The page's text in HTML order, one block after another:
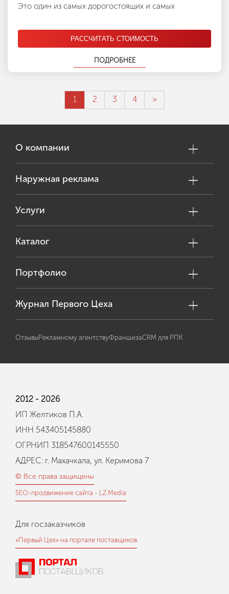
Это один из самых дорогостоящих и самых
РАССЧИТАТЬ СТОИМОСТЬ
ПОДРОБНЕЕ
1 2 3 4 >
О компании
Наружная реклама
Услуги
Каталог
Портфолио
Журнал Первого Цеха
Отзывы Рекламному агентствуФраншизаCRM для РПК
2012 - 2026
ИП Желтиков П.А.
ИНН 543405145880
ОГРНИП 318547600145550
АДРЕС: г. Махачкала, ул. Керимова 7
© Все права защищены
SEO-продвижение сайта - LZ.Media
Для госзаказчиков
«Первый Цех» на портале поставщиков